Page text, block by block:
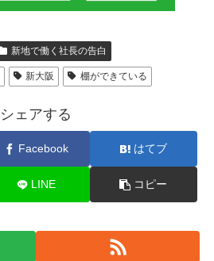
新地で働く社長の告白
新大阪 棚ができている
シェアする
Facebook はてブ
LINE コピー